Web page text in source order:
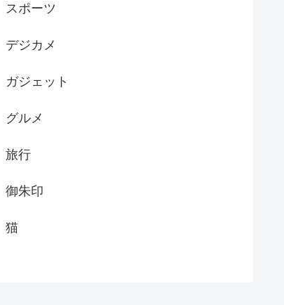
スポーツ
デジカメ
ガジェット
グルメ
旅行
御朱印
猫